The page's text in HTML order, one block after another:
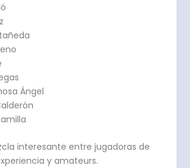
Ángel
interesante entre jugadoras de
y amateurs.